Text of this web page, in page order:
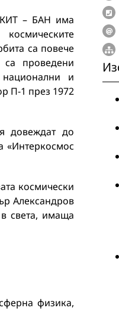
– БАН има
са повече
проведени
и
П-1 през 1972
довеждат до
«Интеркосмос
космически
Александров
света, имаща
физика,